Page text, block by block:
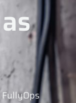
FullyOps